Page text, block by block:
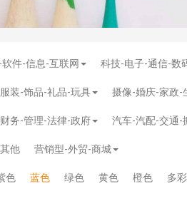
软件-信息-互联网 科技-电子-通信-数
服装-饰品-礼品-玩具 摄像-婚庆-家政-
财务-管理-法律-政府 汽车-汽配-交通-
他 营销型-外贸-商城
色 蓝色 绿色 黄色 橙色 多彩